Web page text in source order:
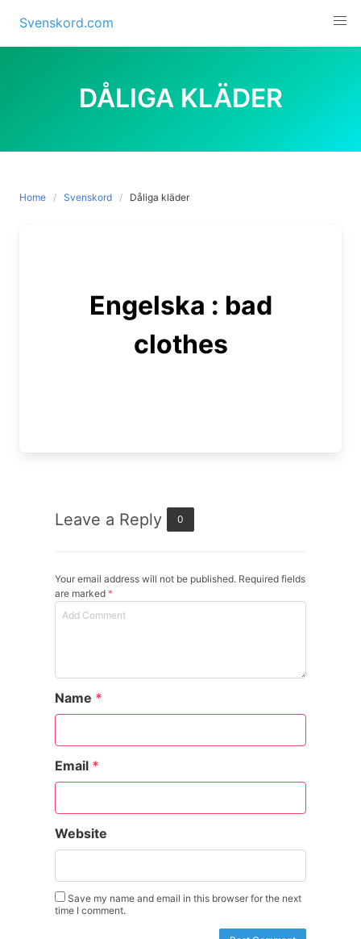
content
Svenskord.com
DÅLIGA KLÄDER
Home Svenskord Dåliga kläder
Engelska : bad
clothes
Leave a Reply 0
Your email address will not be published. Required fields
are marked *
Name *
Email *
Website
Save my name and email in this browser for the next
time I comment.